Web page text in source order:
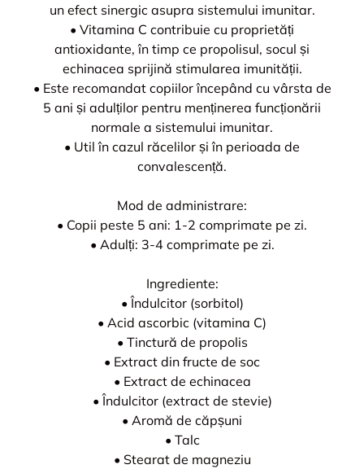
un efect sinergic asupra sistemului imunitar.
• Vitamina C contribuie cu proprietăți
antioxidante, în timp ce propolisul, socul și
echinacea sprijină stimularea imunității.
• Este recomandat copiilor începând cu vârsta de
5 ani și adulților pentru menținerea funcționării
normale a sistemului imunitar.
• Util în cazul răcelilor și în perioada de
convalescență.
Mod de administrare:
• Copii peste 5 ani: 1-2 comprimate pe zi.
• Adulți: 3-4 comprimate pe zi.
Ingrediente:
• Îndulcitor (sorbitol)
• Acid ascorbic (vitamina C)
• Tinctură de propolis
• Extract din fructe de soc
• Extract de echinacea
• Îndulcitor (extract de stevie)
• Aromă de căpșuni
• Talc
• Stearat de magneziu